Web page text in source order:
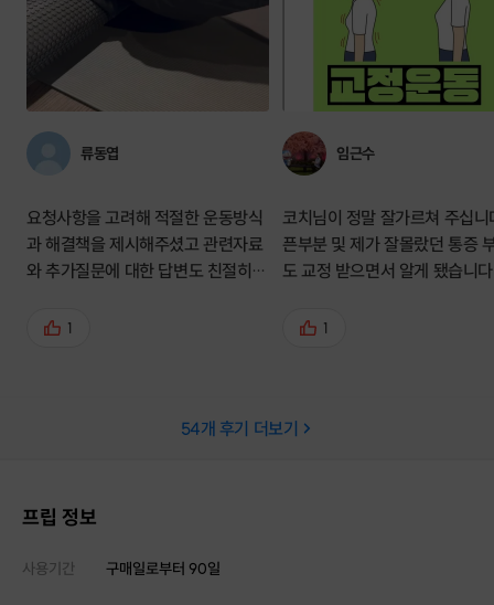
류동엽
요청사항을 고려해 적절한 운동방식
과 해결책을 제시해주셨고 관련자료
와 추가질문에 대한 답변도 친절히
관계없이 운동하며 고질적인 문제가
1
임근수
코치님이 정말 잘가르쳐 주십니
픈부분 및 제가 잘몰랐던 통증
도 교정 받으면서 알게 됐습니
니다 감사합니다😄😄
1
54개 후기 더보기
프립 정보
사용기간 구매일로부터 90일